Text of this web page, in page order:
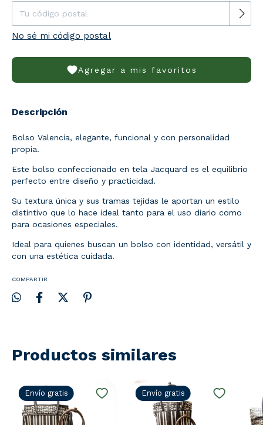
No sé mi código postal
Agregar a mis favoritos
Descripción
Bolso Valencia, elegante, funcional y con personalidad
propia.
Este bolso confeccionado en tela Jacquard es el equilibrio
perfecto entre diseño y practicidad.
Su textura única y sus tramas tejidas le aportan un estilo
distintivo que lo hace ideal tanto para el uso diario como
para ocasiones especiales.
Ideal para quienes buscan un bolso con identidad, versátil y
con una estética cuidada.
COMPARTIR
Productos similares
Envío gratis Envío gratis